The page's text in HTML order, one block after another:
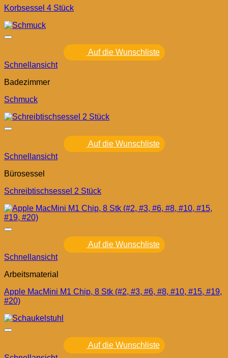
Korbsessel 4 Stück
Auf die Wunschliste
Schnellansicht
Badezimmer
Schmuck
Auf die Wunschliste
Schnellansicht
Bürosessel
Schreibtischsessel 2 Stück
Auf die Wunschliste
Schnellansicht
Arbeitsmaterial
Apple MacMini M1 Chip, 8 Stk (#2, #3, #6, #8, #10, #15, #19,
#20)
Auf die Wunschliste